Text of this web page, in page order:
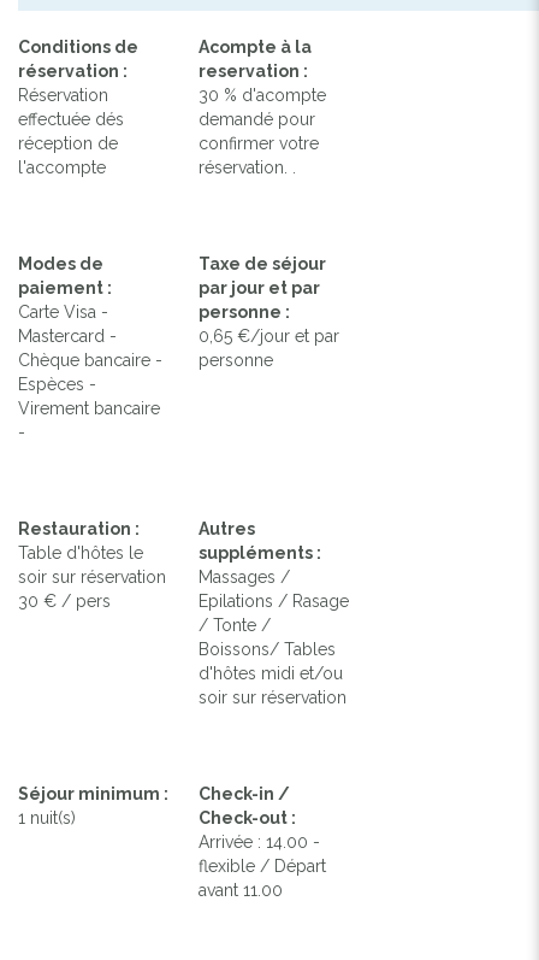
Conditions de
réservation :
Réservation
effectuée dés
réception de
l'accompte
Acompte à la
reservation :
30 % d'acompte
demandé pour
confirmer votre
réservation. .
Modes de
paiement :
Carte Visa -
Mastercard -
Chèque bancaire -
Espèces -
Virement bancaire
-
Taxe de séjour
par jour et par
personne :
0,65 €/jour et par
personne
Restauration :
Table d'hôtes le
soir sur réservation
30 € / pers
Autres
suppléments :
Massages /
Epilations / Rasage
/ Tonte /
Boissons/ Tables
d'hôtes midi et/ou
soir sur réservation
Séjour minimum :
1 nuit(s)
Check-in /
Check-out :
Arrivée : 14.00 -
flexible / Départ
avant 11.00